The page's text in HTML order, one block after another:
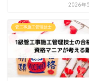
2026年
管工事施工管理技士